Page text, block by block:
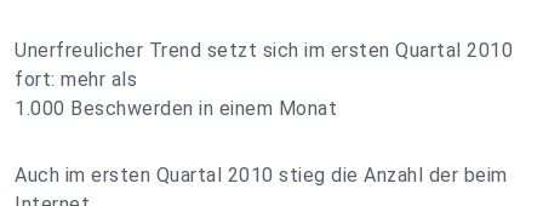
Unerfreulicher Trend setzt sich im ersten Quartal 2010
fort: mehr als
1.000 Beschwerden in einem Monat
Auch im ersten Quartal 2010 stieg die Anzahl der beim